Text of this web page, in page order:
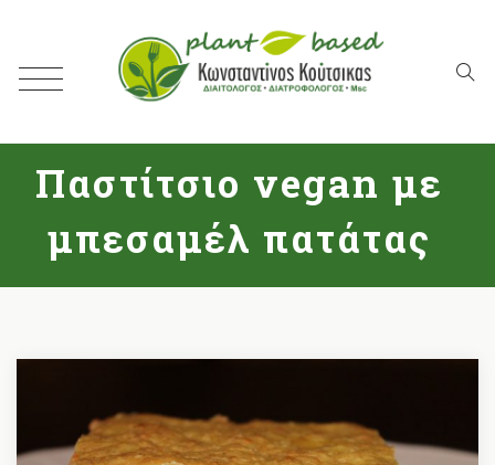
Παστίτσιο vegan με
μπεσαμέλ πατάτας